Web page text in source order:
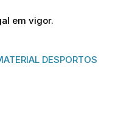
em vigor.
DESPORTOS